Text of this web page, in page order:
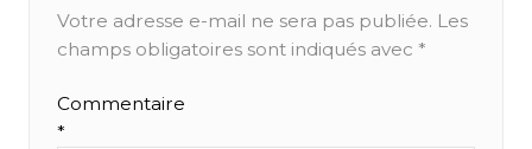
Votre adresse e-mail ne sera pas publiée. Les
champs obligatoires sont indiqués avec *
Commentaire
*